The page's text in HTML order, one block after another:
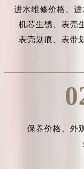
进水维修价格、
机芯生锈、 表壳
表壳划痕、 表带
保养价格、 外